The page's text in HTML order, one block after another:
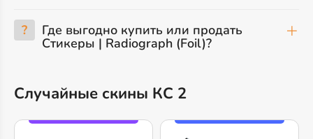
? Где выгодно купить или продать
Стикеры | Radiograph (Foil)?
Случайные скины КС 2